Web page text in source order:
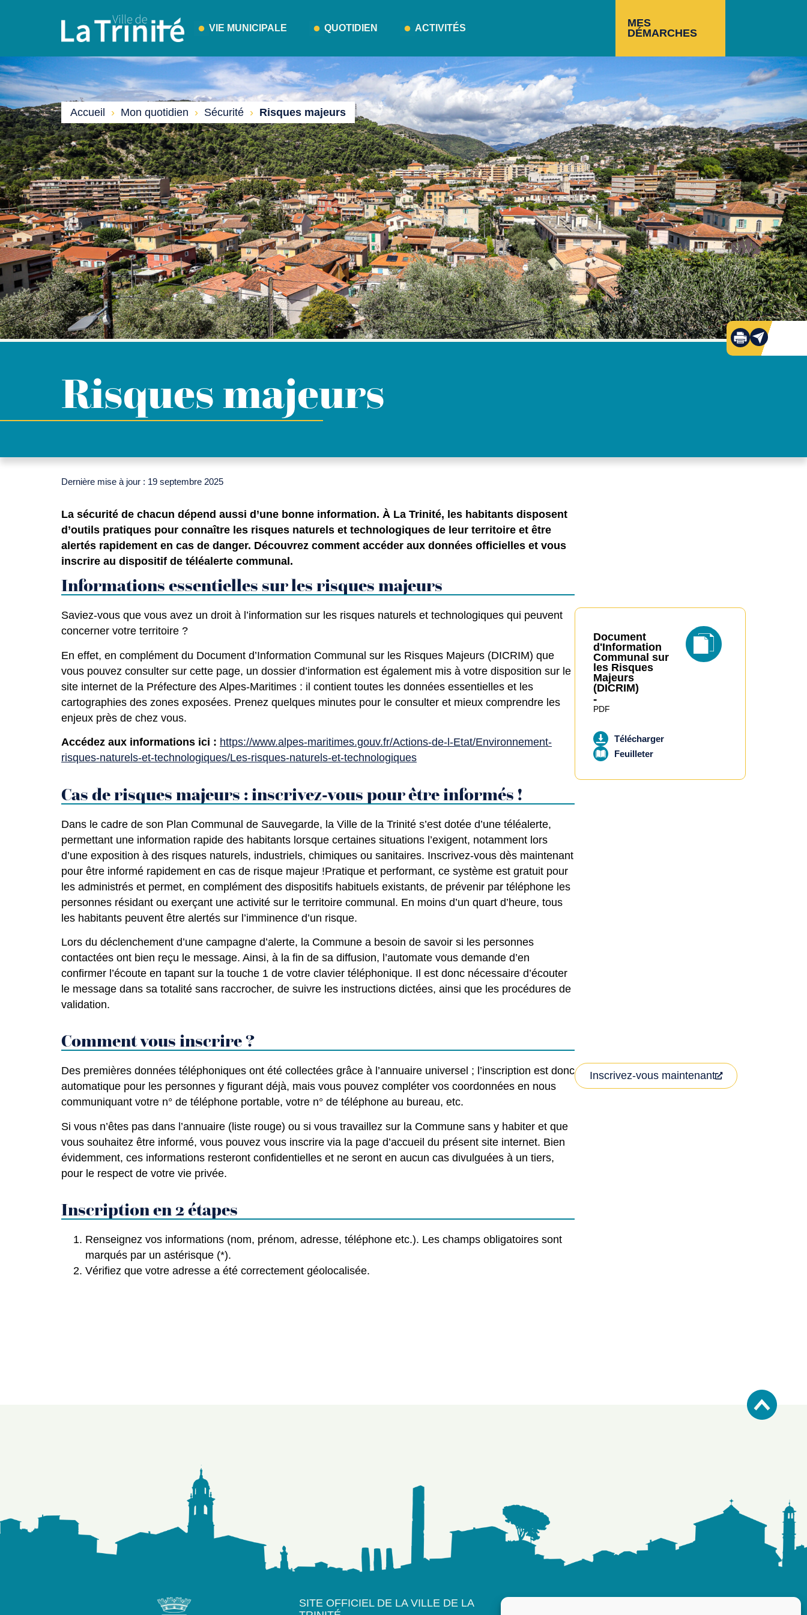
VIE MUNICIPALE QUOTIDIEN ACTIVITÉS
MES
DÉMARCHES
Accueil › Mon quotidien › Sécurité › Risques majeurs
Risques majeurs
Dernière mise à jour : 19 septembre 2025
La sécurité de chacun dépend aussi d’une bonne information. À La Trinité, les habitants disposent
d’outils pratiques pour connaître les risques naturels et technologiques de leur territoire et être
alertés rapidement en cas de danger. Découvrez comment accéder aux données officielles et vous
inscrire au dispositif de téléalerte communal.
Informations essentielles sur les risques majeurs
Saviez-vous que vous avez un droit à l’information sur les risques naturels et technologiques qui peuvent
concerner votre territoire ?
En effet, en complément du Document d’Information Communal sur les Risques Majeurs (DICRIM) que
vous pouvez consulter sur cette page, un dossier d’information est également mis à votre disposition sur le
site internet de la Préfecture des Alpes-Maritimes : il contient toutes les données essentielles et les
cartographies des zones exposées. Prenez quelques minutes pour le consulter et mieux comprendre les
enjeux près de chez vous.
Accédez aux informations ici : https://www.alpes-maritimes.gouv.fr/Actions-de-l-Etat/Environnement-
risques-naturels-et-technologiques/Les-risques-naturels-et-technologiques
Document
d'Information
Communal sur
les Risques
Majeurs
(DICRIM)
-
PDF
Télécharger
Feuilleter
Cas de risques majeurs : inscrivez-vous pour être informés !
Dans le cadre de son Plan Communal de Sauvegarde, la Ville de la Trinité s’est dotée d’une téléalerte,
permettant une information rapide des habitants lorsque certaines situations l’exigent, notamment lors
d’une exposition à des risques naturels, industriels, chimiques ou sanitaires. Inscrivez-vous dès maintenant
pour être informé rapidement en cas de risque majeur !Pratique et performant, ce système est gratuit pour
les administrés et permet, en complément des dispositifs habituels existants, de prévenir par téléphone les
personnes résidant ou exerçant une activité sur le territoire communal. En moins d’un quart d’heure, tous
les habitants peuvent être alertés sur l’imminence d’un risque.
Lors du déclenchement d’une campagne d’alerte, la Commune a besoin de savoir si les personnes
contactées ont bien reçu le message. Ainsi, à la fin de sa diffusion, l’automate vous demande d’en
confirmer l’écoute en tapant sur la touche 1 de votre clavier téléphonique. Il est donc nécessaire d’écouter
le message dans sa totalité sans raccrocher, de suivre les instructions dictées, ainsi que les procédures de
validation.
Comment vous inscrire ?
Des premières données téléphoniques ont été collectées grâce à l’annuaire universel ; l’inscription est donc
automatique pour les personnes y figurant déjà, mais vous pouvez compléter vos coordonnées en nous
communiquant votre n° de téléphone portable, votre n° de téléphone au bureau, etc.
Si vous n’êtes pas dans l’annuaire (liste rouge) ou si vous travaillez sur la Commune sans y habiter et que
vous souhaitez être informé, vous pouvez vous inscrire via la page d’accueil du présent site internet. Bien
évidemment, ces informations resteront confidentielles et ne seront en aucun cas divulguées à un tiers,
pour le respect de votre vie privée.
Inscrivez-vous maintenant
Inscription en 2 étapes
Renseignez vos informations (nom, prénom, adresse, téléphone etc.). Les champs obligatoires sont
marqués par un astérisque (*).
Vérifiez que votre adresse a été correctement géolocalisée.
SITE OFFICIEL DE LA VILLE DE LA